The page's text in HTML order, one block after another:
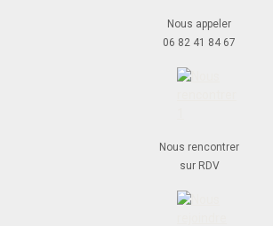
Nous appeler
06 82 41 84 67
Nous rencontrer
sur RDV